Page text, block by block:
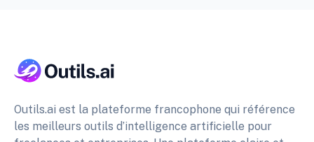
Outils.ai est la plateforme francophone qui référence
les meilleurs outils d’intelligence artificielle pour